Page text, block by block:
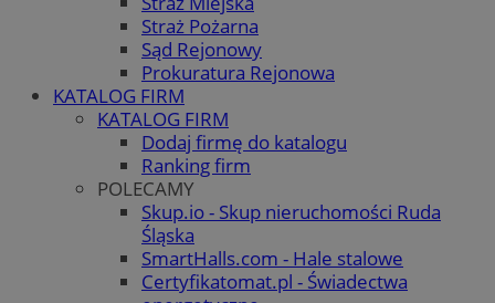
Straż Pożarna
Sąd Rejonowy
Prokuratura Rejonowa
KATALOG FIRM
KATALOG FIRM
Dodaj firmę do katalogu
Ranking firm
POLECAMY
Skup.io - Skup nieruchomości Ruda
Śląska
SmartHalls.com - Hale stalowe
Certyfikatomat.pl - Świadectwa